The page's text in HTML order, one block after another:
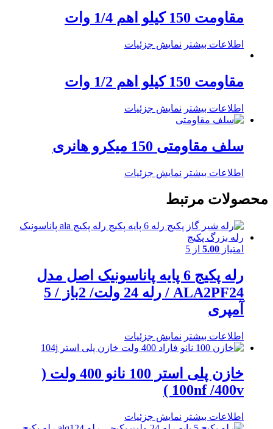
مقاومت 150 کیلو اهم 1/4 وات
اطلاعات بیشتر نمایش جزئیات
مقاومت 150 کیلو اهم 1/2 وات
اطلاعات بیشتر نمایش جزئیات
سلف مقاومتی 150 میکرو هانری
اطلاعات بیشتر نمایش جزئیات
محصولات مرتبط
امتیاز 5.00 از 5
رله پکیج 6 پایه پاناسونیک اصل مدل
ALA2PF24 / رله 24 ولت/ 2باز / 5
آمپری
اطلاعات بیشتر نمایش جزئیات
خازن پلی استر 100 نانو 400 ولت (
100nf /400v )
اطلاعات بیشتر نمایش جزئیات